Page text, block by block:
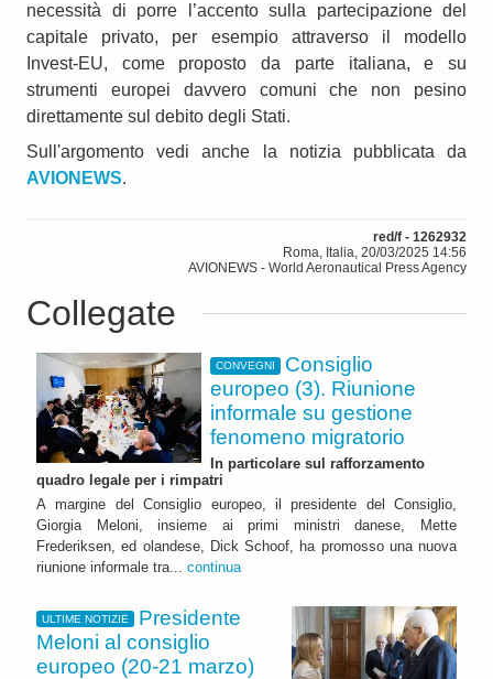
necessità di porre l’accento sulla partecipazione del
capitale privato, per esempio attraverso il modello
Invest-EU, come proposto da parte italiana, e su
strumenti europei davvero comuni che non pesino
direttamente sul debito degli Stati.
Sull'argomento vedi anche la notizia pubblicata da
AVIONEWS.
red/f - 1262932
Roma, Italia, 20/03/2025 14:56
AVIONEWS - World Aeronautical Press Agency
Collegate
CONVEGNI
Consiglio
europeo (3). Riunione
informale su gestione
fenomeno migratorio
In particolare sul rafforzamento
quadro legale per i rimpatri
A margine del Consiglio europeo, il presidente del Consiglio,
Giorgia Meloni, insieme ai primi ministri danese, Mette
Frederiksen, ed olandese, Dick Schoof, ha promosso una nuova
riunione informale tra... continua
ULTIME NOTIZIE
Presidente
Meloni al consiglio
europeo (20-21 marzo)